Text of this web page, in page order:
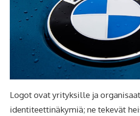
Logot ovat yrityksille ja
identiteettinäkymiä; ne tekevät